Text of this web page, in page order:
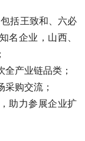
括王致和、六必
名企业，山西、
产业链品类；
购交流；
助力参展企业扩